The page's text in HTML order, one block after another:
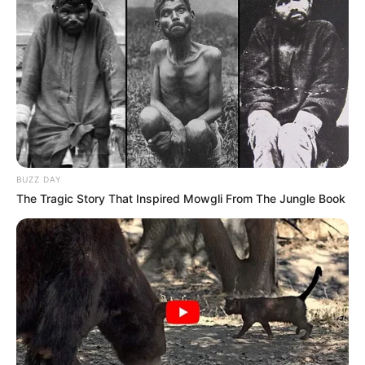
BUZZ DAY
The Tragic Story That Inspired Mowgli From The Jungle Book